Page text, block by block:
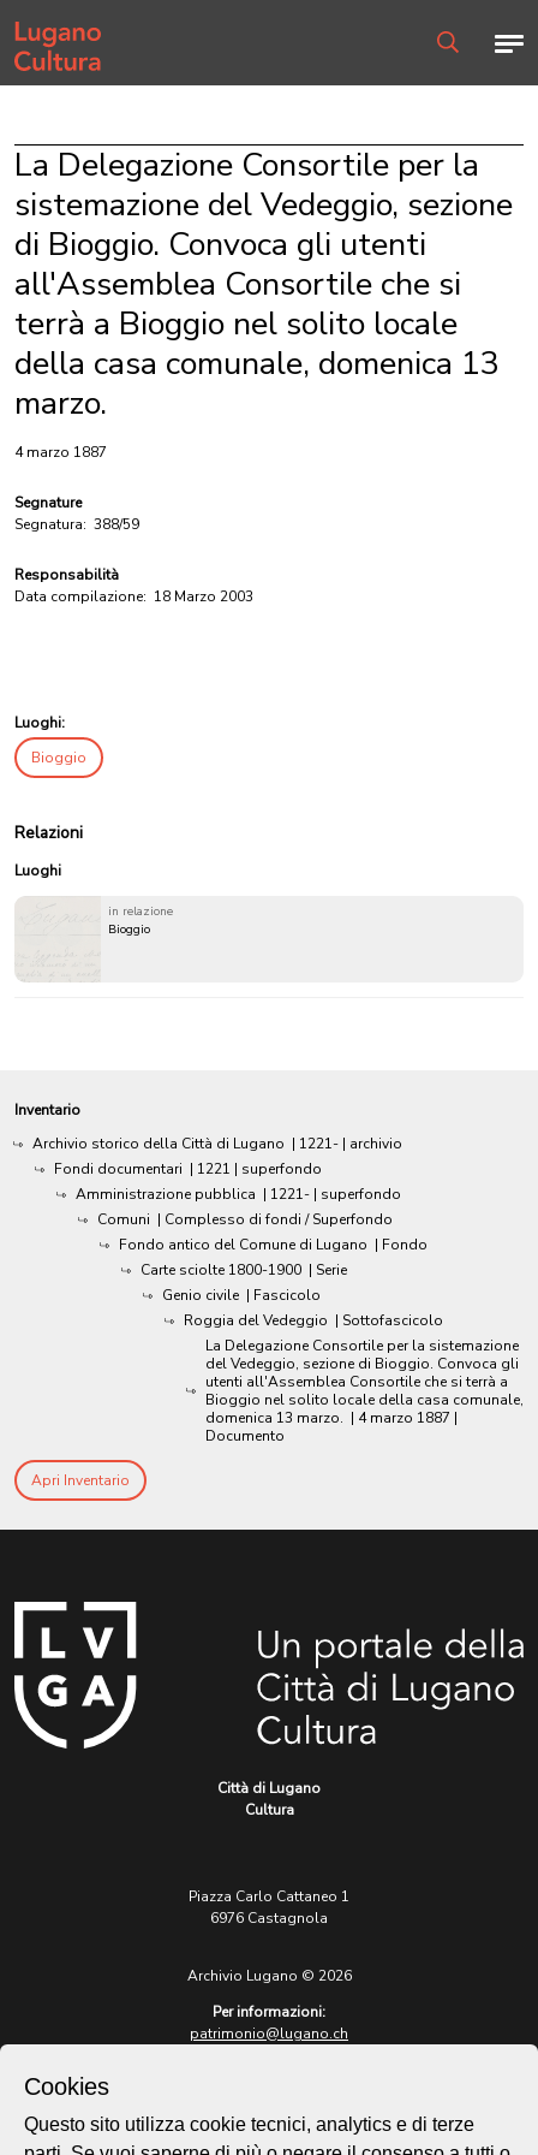
Home page
La Delegazione Consortile per la
sistemazione del Vedeggio, sezione
di Bioggio. Convoca gli utenti
all'Assemblea Consortile che si
terrà a Bioggio nel solito locale
della casa comunale, domenica 13
marzo.
4 marzo 1887
Segnature
Segnatura: 388/59
Responsabilità
Data compilazione: 18 Marzo 2003
Luoghi:
Bioggio
Relazioni
Luoghi
in relazione
Bioggio
Inventario
Archivio storico della Città di Lugano | 1221- | archivio
Fondi documentari | 1221 | superfondo
Amministrazione pubblica | 1221- | superfondo
Comuni | Complesso di fondi / Superfondo
Fondo antico del Comune di Lugano | Fondo
Carte sciolte 1800-1900 | Serie
Genio civile | Fascicolo
Roggia del Vedeggio | Sottofascicolo
La Delegazione Consortile per la sistemazione
del Vedeggio, sezione di Bioggio. Convoca gli
utenti all'Assemblea Consortile che si terrà a
Bioggio nel solito locale della casa comunale,
domenica 13 marzo. | 4 marzo 1887 |
Documento
Apri Inventario
Città di Lugano
Cultura
Piazza Carlo Cattaneo 1
6976 Castagnola
Archivio Lugano © 2026
Per informazioni:
patrimonio@lugano.ch
lugano.ch
Cookies
Questo sito utilizza cookie tecnici, analytics e di terze